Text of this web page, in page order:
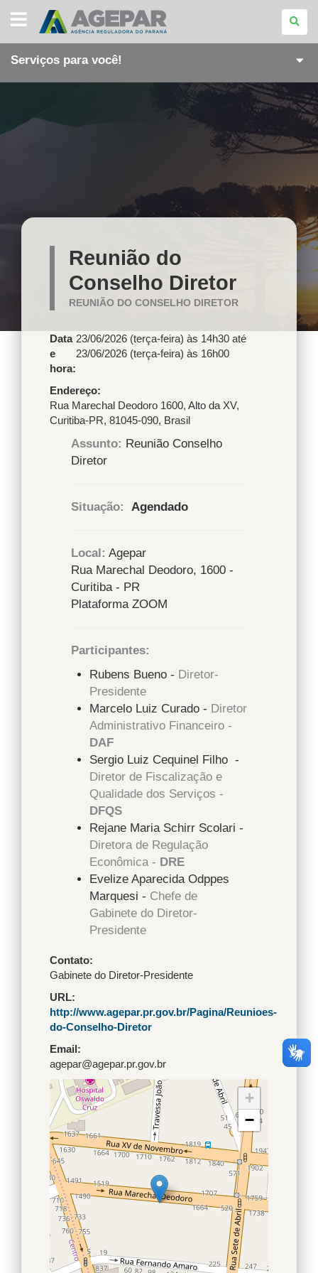
AGÊNCIA
REGULADORA
DO
PARANÁ
Serviços para você!
Reunião do
Conselho Diretor
REUNIÃO DO CONSELHO DIRETOR
Data
e
hora:
23/06/2026 (terça-feira) às 14h30 até
23/06/2026 (terça-feira) às 16h00
Endereço
Rua Marechal Deodoro 1600, Alto da XV,
Curitiba-PR, 81045-090, Brasil
Assunto: Reunião Conselho
Diretor
Situação: Agendado
Local: Agepar
Rua Marechal Deodoro, 1600 -
Curitiba - PR
Plataforma ZOOM
Participantes:
Rubens Bueno - Diretor-
Presidente
Marcelo Luiz Curado - Diretor
Administrativo Financeiro -
DAF
Sergio Luiz Cequinel Filho -
Diretor de Fiscalização e
Qualidade dos Serviços -
DFQS
Rejane Maria Schirr Scolari -
Diretora de Regulação
Econômica - DRE
Evelize Aparecida Odppes
Marquesi - Chefe de
Gabinete do Diretor-
Presidente
Contato
Gabinete do Diretor-Presidente
URL
http://www.agepar.pr.gov.br/Pagina/Reunioes-
do-Conselho-Diretor
Email
agepar@agepar.pr.gov.br
+
−